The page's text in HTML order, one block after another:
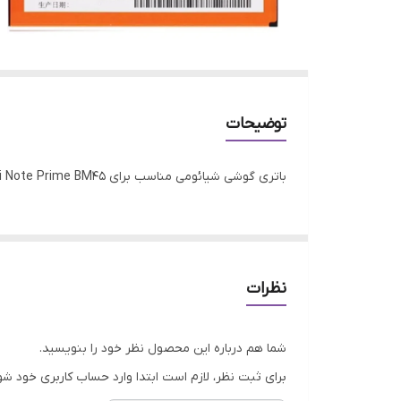
توضیحات
باتری گوشی شیائومی مناسب برای Xiaomi Redmi Note Prime BM45
نظرات
شما هم درباره این محصول نظر خود را بنویسید.
برای ثبت نظر، لازم است ابتدا وارد حساب کاربری خود